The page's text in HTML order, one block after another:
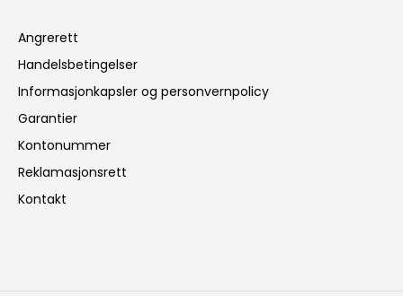
Angrerett
Handelsbetingelser
Informasjonkapsler og personvernpolicy
Garantier
Kontonummer
Reklamasjonsrett
Kontakt